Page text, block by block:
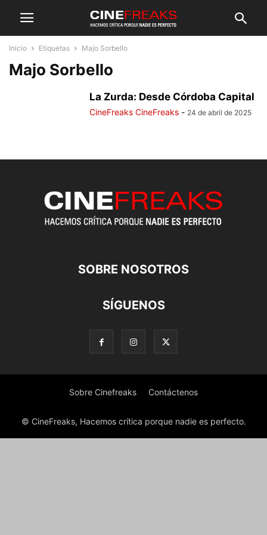
Inicio Etiquetas Majo Sorbello
Majo Sorbello
La Zurda: Desde Córdoba Capital
CineFreaks CineFreaks - 24 de abril de 2025
SOBRE NOSOTROS
SÍGUENOS
Sobre Cinefreaks Contáctenos
© CineFreaks, Hacemos crítica porque nadie es perfecto.